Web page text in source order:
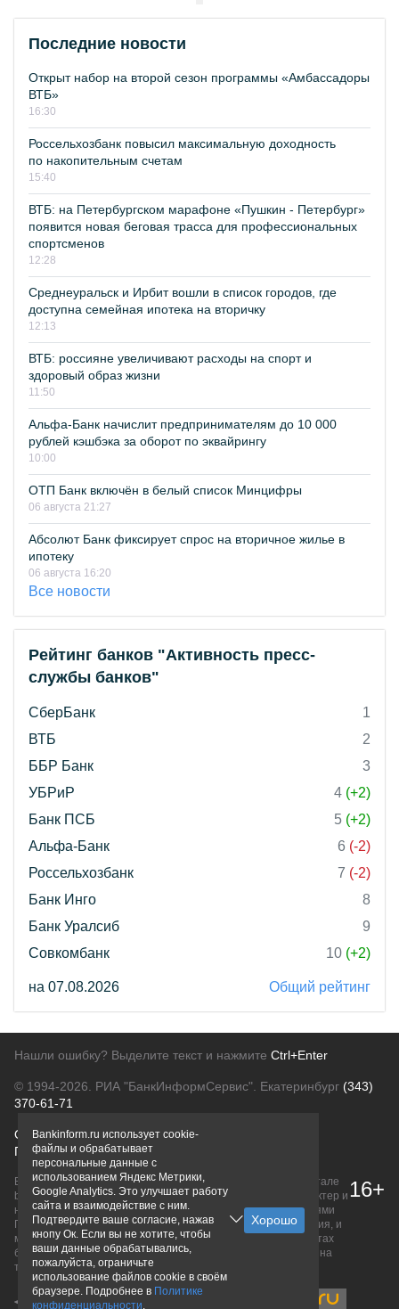
Последние новости
Открыт набор на второй сезон программы «Амбассадоры
ВТБ»
16:30
Россельхозбанк повысил максимальную доходность
по накопительным счетам
15:40
ВТБ: на Петербургском марафоне «Пушкин - Петербург»
появится новая беговая трасса для профессиональных
спортсменов
12:28
Среднеуральск и Ирбит вошли в список городов, где
доступна семейная ипотека на вторичку
12:13
ВТБ: россияне увеличивают расходы на спорт и
здоровый образ жизни
11:50
Альфа-Банк начислит предпринимателям до 10 000
рублей кэшбэка за оборот по эквайрингу
10:00
ОТП Банк включён в белый список Минцифры
06 августа 21:27
Абсолют Банк фиксирует спрос на вторичное жилье в
ипотеку
06 августа 16:20
Все новости
Рейтинг банков "Активность пресс-
службы банков"
СберБанк
1
ВТБ
2
ББР Банк
3
УБРиР
4 (+2)
Банк ПСБ
5 (+2)
Альфа-Банк
6 (-2)
Россельхозбанк
7 (-2)
Банк Инго
8
Банк Уралсиб
9
Совкомбанк
10 (+2)
на 07.08.2026 Общий рейтинг
Нашли ошибку? Выделите текст и нажмите Ctrl+Enter
© 1994-2026. РИА "БанкИнформСервис". Екатеринбург (343)
370-61-71
О проектеПолитика конфиденциальности
Правовая информацияДля рекламодателей
Вся информация о продуктах банков, размещенная на портале
bankinform.ru, носит исключительно ознакомительный характер и
не является публичной офертой, определяемой положениями
ГК РФ. Информация не содержит точного и полного описания, и
может быть изменена. Конечные условия уточняйте на сайтах
банков или при личном обращении. Исключительное право на
товарные знаки принадлежит их правообладателям.
16+
Bankinform.ru использует cookie-
файлы и обрабатывает
персональные данные с
использованием Яндекс Метрики,
Google Analytics. Это улучшает работу
сайта и взаимодействие с ним.
Подтвердите ваше согласие, нажав
кнопу Ок. Если вы не хотите, чтобы
ваши данные обрабатывались,
пожалуйста, ограничьте
использование файлов cookie в своём
браузере. Подробнее в Политике
конфиденциальности.